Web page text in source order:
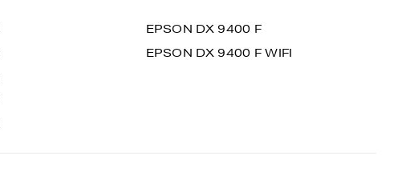
EPSON DX 9400 F
EPSON DX 9400 F WIFI